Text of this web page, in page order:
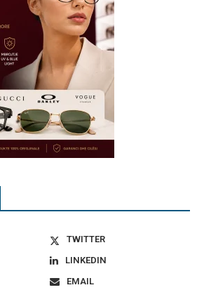
TWITTER
LINKEDIN
EMAIL